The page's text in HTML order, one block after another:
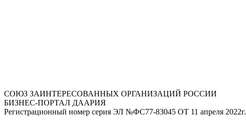
СОЮЗ ЗАИНТЕРЕСОВАННЫХ ОРГАНИЗАЦИЙ РОССИИ
БИЗНЕС-ПОРТАЛ ДААРИЯ
Регистрационный номер серия ЭЛ №ФС77-83045 ОТ 11 апреля 2022г.